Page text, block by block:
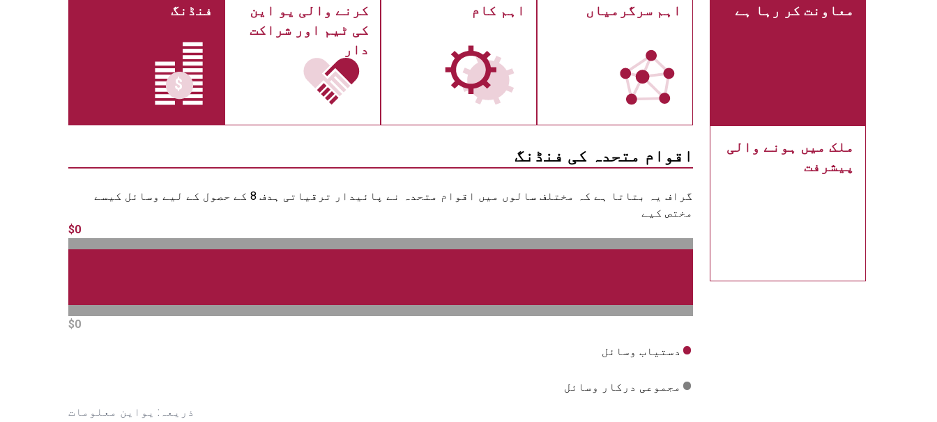
معاونت کر رہا ہے
ملک میں ہونے والی
پیشرفت
اہم سرگرمیاں
اہم کام
کرنے والی یو این
کی ٹیم اور شراکت
دار
فنڈنگ
اقوام متحدہ کی فنڈنگ
گراف یہ بتاتا ہے کہ مختلف سالوں میں اقوام متحدہ نے پائیدار ترقیاتی ہدف 8 کے حصول کے لیے وسائل کیسے
مختص کیے
$0
$0
دستیاب وسائل
مجموعی درکار وسائل
ذریعہ: یواین معلومات